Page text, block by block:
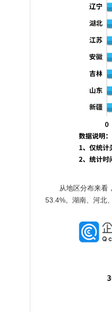
从地区分布来看
53.4%。湖南、河北